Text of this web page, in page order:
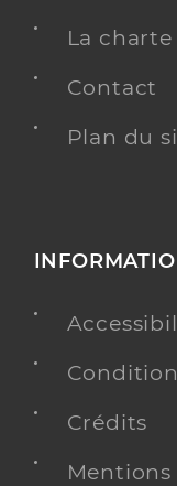
La
Contact
Plan du
Crédits
Mentions